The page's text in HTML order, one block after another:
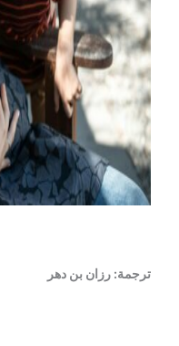
ترجمة: رزان بن دهر